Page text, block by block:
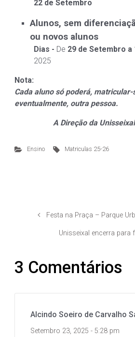
22 de Setembro
Alunos, sem
ou novos alunos
Dias - De 29 de Setembro a
2025
Nota:
Cada aluno só poderá,
eventualmente, outra pessoa.
A Direção da Unisseixal
Ensino Matriculas 25-26
Festa na Praça – Parque
Unisseixal encerra para
3 Comentários
Alcindo Soeiro de Carvalho
Setembro 23, 2025 - 5:28 pm